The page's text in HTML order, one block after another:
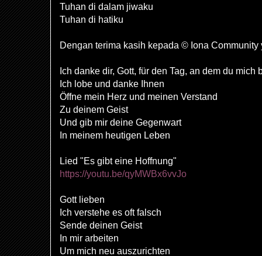
Tuhan di dalam jiwaku
Tuhan di hatiku
Dengan terima kasih kepada © Iona Community
Ich danke dir, Gott, für den Tag, an dem du mich
Ich lobe und danke Ihnen
Öffne mein Herz und meinen Verstand
Zu deinem Geist
Und gib mir deine Gegenwart
In meinem heutigen Leben
Lied "Es gibt eine Hoffnung"
https://youtu.be/qyMWBx6vvJo
Gott lieben
Ich verstehe es oft falsch
Sende deinen Geist
In mir arbeiten
Um mich neu auszurichten